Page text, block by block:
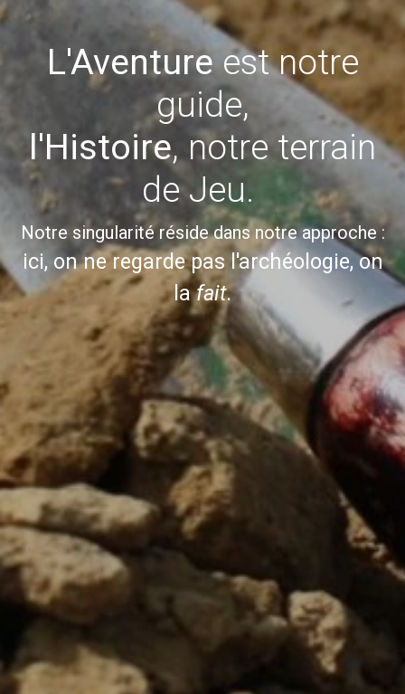
L'Aventureest notre
guide,
l'Histoire, notre terrain
de Jeu.
Notre singularité réside dans notre approche :
ici, on ne regarde pas l'archéologie, on
lafait.